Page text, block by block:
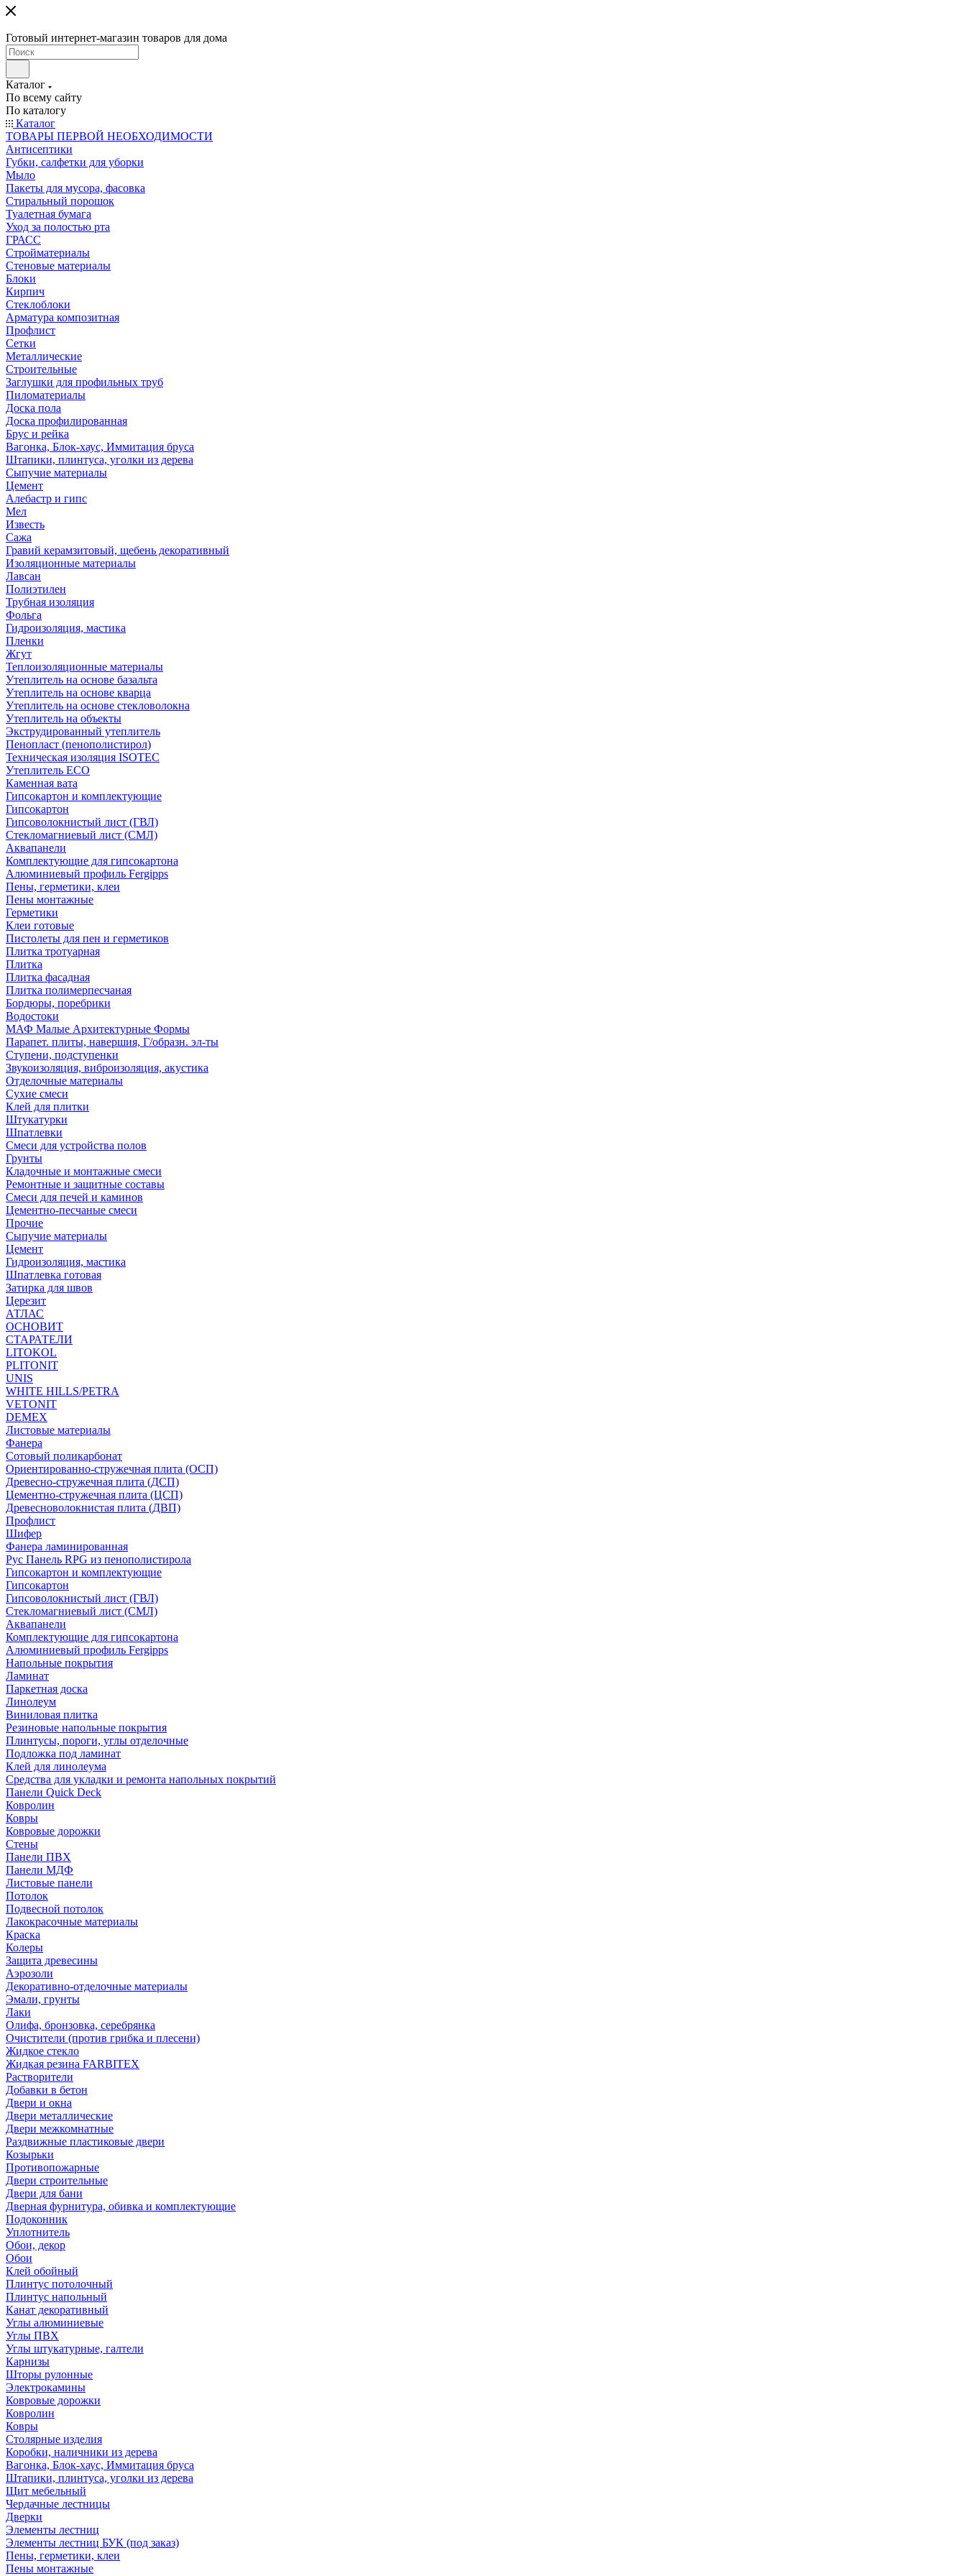
Готовый интернет-магазин товаров для дома
Каталог
По всему сайту
По каталогу
Каталог
ТОВАРЫ ПЕРВОЙ НЕОБХОДИМОСТИ
Антисептики
Губки, салфетки для уборки
Мыло
Пакеты для мусора, фасовка
Стиральный порошок
Туалетная бумага
Уход за полостью рта
ГРАСС
Стройматериалы
Стеновые материалы
Блоки
Кирпич
Стеклоблоки
Арматура композитная
Профлист
Сетки
Металлические
Строительные
Заглушки для профильных труб
Пиломатериалы
Доска пола
Доска профилированная
Брус и рейка
Вагонка, Блок-хаус, Иммитация бруса
Штапики, плинтуса, уголки из дерева
Сыпучие материалы
Цемент
Алебастр и гипс
Мел
Известь
Сажа
Гравий керамзитовый, щебень декоративный
Изоляционные материалы
Лавсан
Полиэтилен
Трубная изоляция
Фольга
Гидроизоляция, мастика
Пленки
Жгут
Теплоизоляционные материалы
Утеплитель на основе базальта
Утеплитель на основе кварца
Утеплитель на основе стекловолокна
Утеплитель на объекты
Экструдированный утеплитель
Пенопласт (пенополистирол)
Техническая изоляция ISOTEC
Утеплитель ECO
Каменная вата
Гипсокартон и комплектующие
Гипсокартон
Гипсоволокнистый лист (ГВЛ)
Стекломагниевый лист (СМЛ)
Аквапанели
Комплектующие для гипсокартона
Алюминиевый профиль Fergipps
Пены, герметики, клеи
Пены монтажные
Герметики
Клеи готовые
Пистолеты для пен и герметиков
Плитка тротуарная
Плитка
Плитка фасадная
Плитка полимерпесчаная
Бордюры, поребрики
Водостоки
МАФ Малые Архитектурные Формы
Парапет. плиты, навершия, Г/образн. эл-ты
Ступени, подступенки
Звукоизоляция, виброизоляция, акустика
Отделочные материалы
Сухие смеси
Клей для плитки
Штукатурки
Шпатлевки
Смеси для устройства полов
Грунты
Кладочные и монтажные смеси
Ремонтные и защитные составы
Смеси для печей и каминов
Цементно-песчаные смеси
Прочие
Сыпучие материалы
Цемент
Гидроизоляция, мастика
Шпатлевка готовая
Затирка для швов
Церезит
АТЛАС
ОСНОВИТ
СТАРАТЕЛИ
LITOKOL
PLITONIT
UNIS
WHITE HILLS/PETRA
VETONIT
DEMEX
Листовые материалы
Фанера
Сотовый поликарбонат
Ориентированно-стружечная плита (ОСП)
Древесно-стружечная плита (ДСП)
Цементно-стружечная плита (ЦСП)
Древесноволокнистая плита (ДВП)
Профлист
Шифер
Фанера ламинированная
Рус Панель RPG из пенополистирола
Гипсокартон и комплектующие
Гипсокартон
Гипсоволокнистый лист (ГВЛ)
Стекломагниевый лист (СМЛ)
Аквапанели
Комплектующие для гипсокартона
Алюминиевый профиль Fergipps
Напольные покрытия
Ламинат
Паркетная доска
Линолеум
Виниловая плитка
Резиновые напольные покрытия
Плинтусы, пороги, углы отделочные
Подложка под ламинат
Клей для линолеума
Средства для укладки и ремонта напольных покрытий
Панели Quick Deck
Ковролин
Ковры
Ковровые дорожки
Стены
Панели ПВХ
Панели МДФ
Листовые панели
Потолок
Подвесной потолок
Лакокрасочные материалы
Краска
Колеры
Защита древесины
Аэрозоли
Декоративно-отделочные материалы
Эмали, грунты
Лаки
Олифа, бронзовка, серебрянка
Очистители (против грибка и плесени)
Жидкое стекло
Жидкая резина FARBITEX
Растворители
Добавки в бетон
Двери и окна
Двери металлические
Двери межкомнатные
Раздвижные пластиковые двери
Козырьки
Противопожарные
Двери строительные
Двери для бани
Дверная фурнитура, обивка и комплектующие
Подоконник
Уплотнитель
Обои, декор
Обои
Клей обойный
Плинтус потолочный
Плинтус напольный
Канат декоративный
Углы алюминиевые
Углы ПВХ
Углы штукатурные, галтели
Карнизы
Шторы рулонные
Электрокамины
Ковровые дорожки
Ковролин
Ковры
Столярные изделия
Коробки, наличники из дерева
Вагонка, Блок-хаус, Иммитация бруса
Штапики, плинтуса, уголки из дерева
Щит мебельный
Чердачные лестницы
Дверки
Элементы лестниц
Элементы лестниц БУК (под заказ)
Пены, герметики, клеи
Пены монтажные